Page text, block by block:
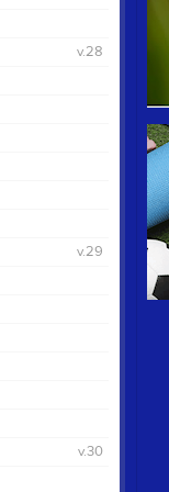
v.28
v.29
v.30